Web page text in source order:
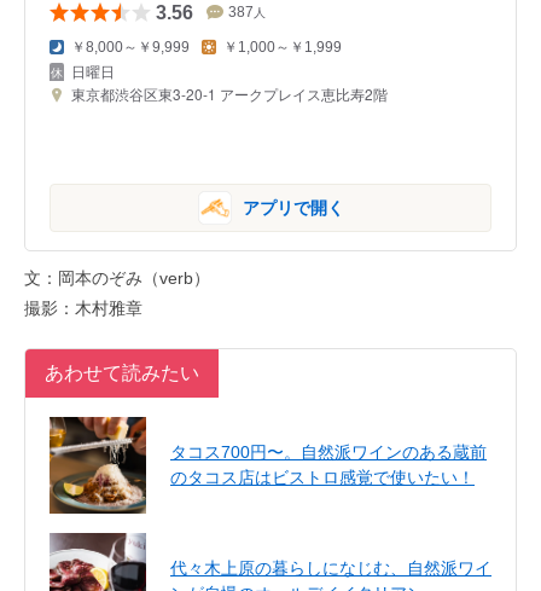
3.56 387 人
￥8,000～￥9,999 ￥1,000～￥1,999
日曜日
東京都渋谷区東3-20-1 アークプレイス恵比寿2階
アプリで開く
文：岡本のぞみ（verb）
撮影：木村雅章
あわせて読みたい
タコス700円〜。自然派ワインのある蔵前
のタコス店はビストロ感覚で使いたい！
代々木上原の暮らしになじむ、自然派ワイ